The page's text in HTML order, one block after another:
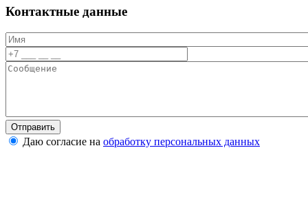
Контактные данные
Даю согласие на обработку персональных данных